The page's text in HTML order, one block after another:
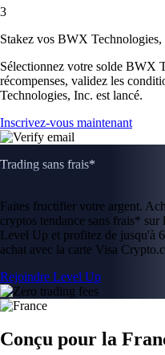
3
Stakez vos BWX Technologies,
Sélectionnez votre solde BWX
récompenses, validez les
Technologies, Inc. est lancé.
Inscrivez-vous maintenant
Trading sans frais*
Faites fructifier votre argent.
cryptos tendance sans frais*
Level Up et profitez de jusqu'à
achat avec la carte Visa
Rejoindre Level Up
Conçu pour la